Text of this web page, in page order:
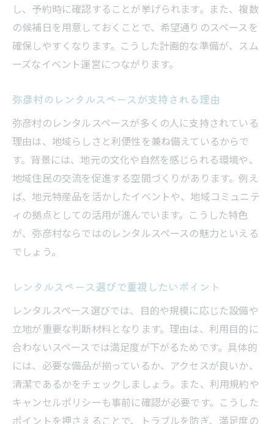
レンタルスペースの柔軟性が選ばれる理由
多目的に使えるレンタルスペースの実例紹
介
集まりやワークショップに役立つ活用ポイント
ワークショップに適したレンタルスペース
の条件
集まりをスムーズに進行できるレンタルス
ペース
レンタルスペースで効率的なスペース活用
方法
参加者満足度を高めるレンタルスペースの
地元交流を促進するレンタルスペースの使
クリエイティブなイベントに役立つレンタ
ルスペース
レンタルスペース利用時の設備と条件を徹底解
説
レンタルスペースの基本設備とその活用法
利用前に確認したいレンタルスペースの条
し、予約時に確認することが挙げられます。また、複数
の候補日を用意しておくことで、希望通りのスペースを
確保しやすくなります。こうした計画的な準備が、スム
ーズなイベント運営につながります。
弥彦村のレンタルスペースが支持される理由
弥彦村のレンタルスペースが多くの人に支持されている
理由は、地域らしさと利便性を兼ね備えているからで
す。背景には、地元の文化や自然を感じられる環境や、
地域住民の交流を促進する空間づくりがあります。例え
ば、地元特産品を活かしたイベントや、地域コミュニテ
ィの拠点としての活用が進んでいます。こうした特色
が、弥彦村ならではのレンタルスペースの魅力といえる
でしょう。
レンタルスペース選びで重視したいポイント
レンタルスペース選びでは、目的や規模に応じた設備や
立地が重要な判断材料となります。理由は、利用目的に
合わないスペースでは満足度が下がるためです。具体的
には、必要な備品が揃っているか、アクセスが良いか、
清潔であるかをチェックしましょう。また、利用規約や
キャンセルポリシーも事前に確認が必要です。こうした
ポイントを押さえることで、トラブルを防ぎ、満足度の